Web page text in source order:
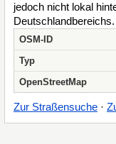
jedoch nicht lokal
Deutschlandbereichs.
OSM-ID
Typ
OpenStreetMap
Zur Straßensuche ·